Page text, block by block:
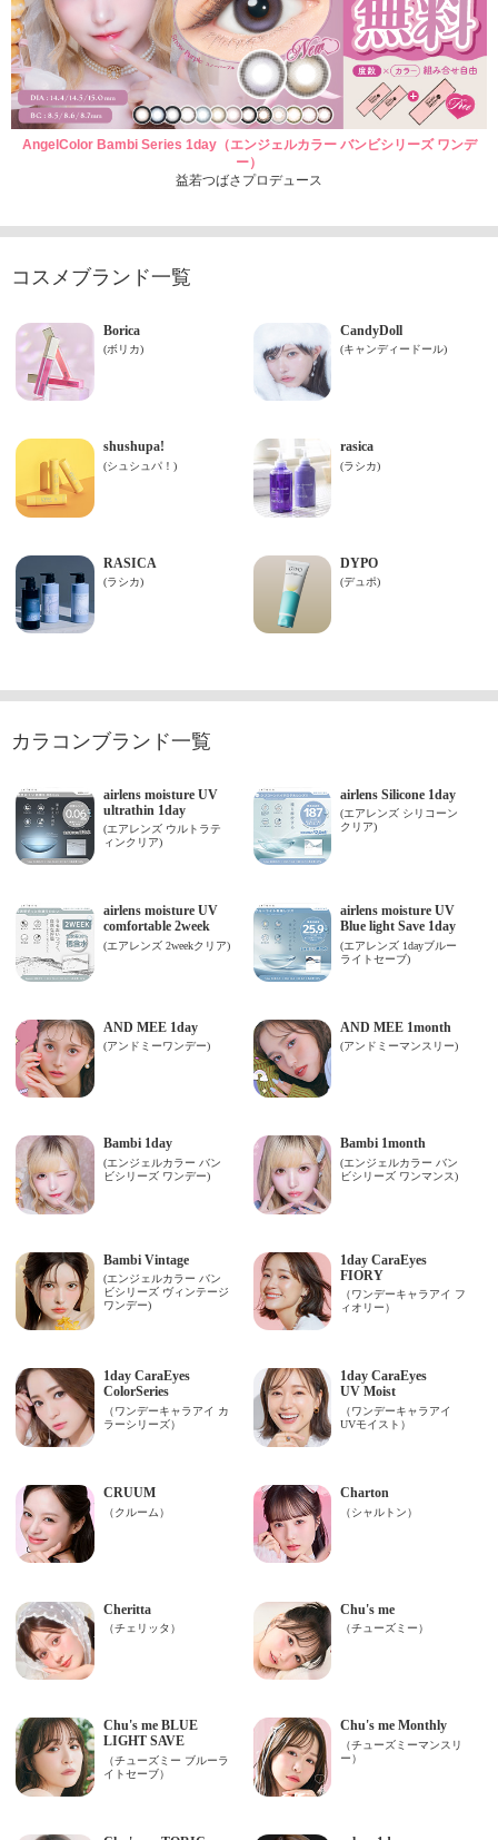
AngelColor Bambi Series 1day（エンジェルカラー バンビシリーズ ワンデ
ー）
益若つばさプロデュース
コスメブランド一覧
カラコンブランド一覧